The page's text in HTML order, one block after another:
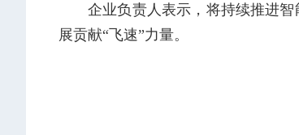
企业负责人表示，将持续推进
展贡献“飞速”力量。